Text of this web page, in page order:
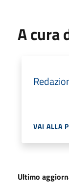
A cura
VAI ALLA
Ultimo